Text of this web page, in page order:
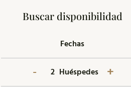
Buscar disponibilidad
Fechas
- Huéspedes +